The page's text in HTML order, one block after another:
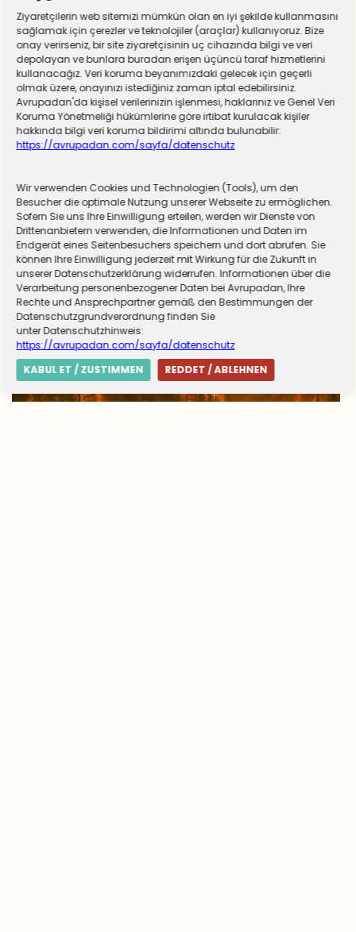
Almanya zorunlu askerliğe hazırlanıyor! Sivil
hizmet için düğmeye basıldı
Ziyaretçilerin web sitemizi mümkün olan en iyi şekilde kullanmasını
sağlamak için çerezler ve teknolojiler (araçlar) kullanıyoruz. Bize
onay verirseniz, bir site ziyaretçisinin uç cihazında bilgi ve veri
depolayan ve bunlara buradan erişen üçüncü taraf hizmetlerini
kullanacağız. Veri koruma beyanımızdaki gelecek için geçerli
olmak üzere, onayınızı istediğiniz zaman iptal edebilirsiniz.
Avrupadan'da kişisel verilerinizin işlenmesi, haklarınız ve Genel Veri
Koruma Yönetmeliği hükümlerine göre irtibat kurulacak kişiler
hakkında bilgi veri koruma bildirimi altında bulunabilir:
https://avrupadan.com/sayfa/datenschutz
Wir verwenden Cookies und Technologien (Tools), um den
Besucher die optimale Nutzung unserer Webseite zu ermöglichen.
Sofern Sie uns Ihre Einwilligung erteilen, werden wir Dienste von
Drittenanbietern verwenden, die Informationen und Daten im
Endgerät eines Seitenbesuchers speichern und dort abrufen. Sie
können Ihre Einwilligung jederzeit mit Wirkung für die Zukunft in
unserer Datenschutzerklärung widerrufen. Informationen über die
Verarbeitung personenbezogener Daten bei Avrupadan, Ihre
Rechte und Ansprechpartner gemäß den Bestimmungen der
Datenschutzgrundverordnung finden Sie
unter Datenschutzhinweis:
https://avrupadan.com/sayfa/datenschutz
KABUL ET / ZUSTIMMEN
REDDET / ABLEHNEN